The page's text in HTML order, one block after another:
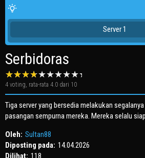
Server 1
Serbidoras
4 voting, rata-rata 4.0 dari 10
Tiga server yang bersedia melakukan
pasangan sempurna mereka. Mereka selalu
Oleh: Sultan88
Diposting pada: 14.04.2026
Dilihat: 118